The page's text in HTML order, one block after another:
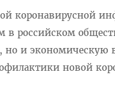
коронавирусной
в российском
но и экономическую
новой